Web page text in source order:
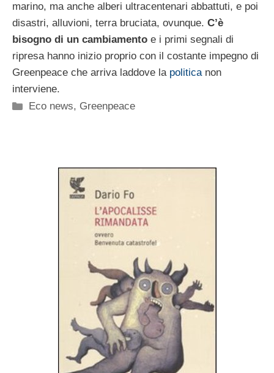
marino, ma anche alberi ultracentenari abbattuti, e poi
disastri, alluvioni, terra bruciata, ovunque. C’è
bisogno di un cambiamento e i primi segnali di
ripresa hanno inizio proprio con il costante impegno di
Greenpeace che arriva laddove la politicanon
interviene.
Categorie
Eco news, Greenpeace